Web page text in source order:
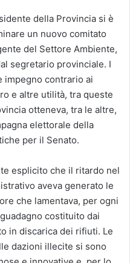
della Provincia si è
un nuovo comitato
del Settore Ambiente,
segretario provinciale. I
impegno contrario ai
e altre utilità, tra queste
otteneva, tra le altre,
elettorale della
per il Senato.
esplicito che il ritardo nel
aveva generato le
che lamentava, per ogni
costituito dai
in discarica dei rifiuti. Le
dazioni illecite si sono